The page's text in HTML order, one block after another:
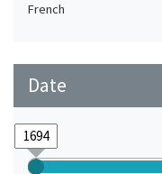
French
Date